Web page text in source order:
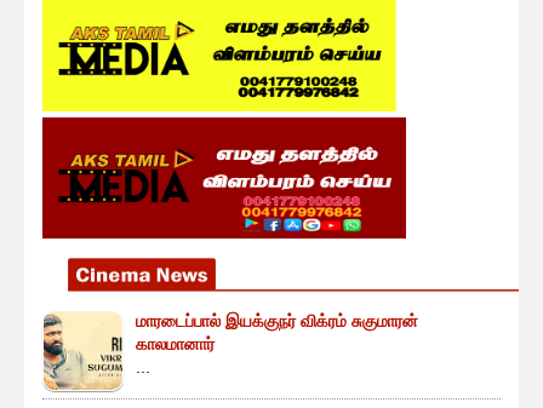
மாரடைப்பால் இயக்குநர் விக்ரம் சுகுமாரன்
காலமானார்